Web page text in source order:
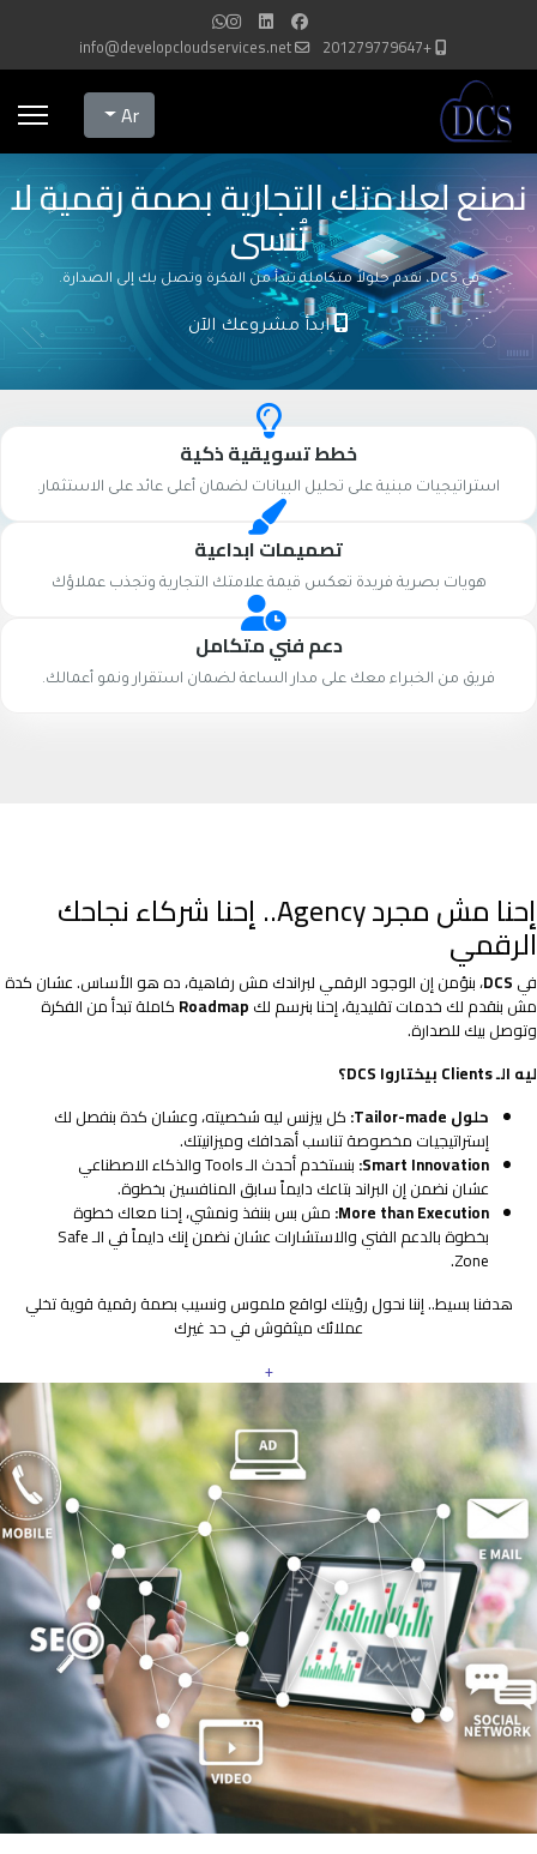
+201279779647
info@developcloudservices.net
Select your language
Ar
نصنع لعلامتك التجارية بصمة رقمية لا
تُنسى
في DCS، نقدم حلولاً متكاملة تبدأ من الفكرة وتصل بك إلى الصدارة.
ابدأ مشروعك الآن
خطط تسويقية ذكية
استراتيجيات مبنية على تحليل البيانات لضمان أعلى عائد على الاستثمار.
تصميمات ابداعية
هويات بصرية فريدة تعكس قيمة علامتك التجارية وتجذب عملاؤك
دعم فني متكامل
فريق من الخبراء معك على مدار الساعة لضمان استقرار ونمو أعمالك.
إحنا مش مجرد Agency.. إحنا شركاء نجاحك
الرقمي
في DCS، بنؤمن إن الوجود الرقمي لبراندك مش رفاهية، ده هو الأساس. عشان كدة
مش بنقدم لك خدمات تقليدية، إحنا بنرسم لك Roadmap كاملة تبدأ من الفكرة
وتوصل بيك للصدارة.
ليه الـ Clients بيختاروا DCS؟
حلول Tailor-made:
كل بيزنس ليه شخصيته، وعشان كدة بنفصل لك
إستراتيجيات مخصوصة تناسب أهدافك وميزانيتك.
Smart Innovation:
بنستخدم أحدث الـ Tools والذكاء الاصطناعي
عشان نضمن إن البراند بتاعك دايماً سابق المنافسين بخطوة.
More than Execution: مش بس بننفذ ونمشي، إحنا معاك خطوة
بخطوة بالدعم الفني والاستشارات عشان نضمن إنك دايماً في الـ Safe
Zone.
هدفنا بسيط.. إننا نحول رؤيتك لواقع ملموس ونسيب بصمة رقمية قوية تخلي
عملائك ميثقوش في حد غيرك
+